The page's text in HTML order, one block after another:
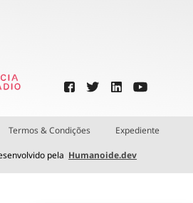
Termos & Condições Expediente
pela Humanoide.dev